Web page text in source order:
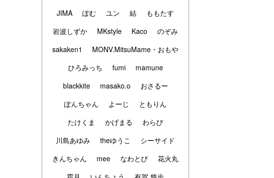
JIMA
ぽむ ユン 結
ももたす
岩波しずか
MKstyle Kaco
のぞみ
sakaken1
MONV.MitsuMame・おもや
ひろみっち
fumi
mamune
blackkite
masako.o
おさるー
ぽんちゃん
よーじ
ともりん
たけくま
かげまる
わらび
川島あゆみ
theゆうこ
シーサイド
きんちゃん
mee なわとび
花火丸